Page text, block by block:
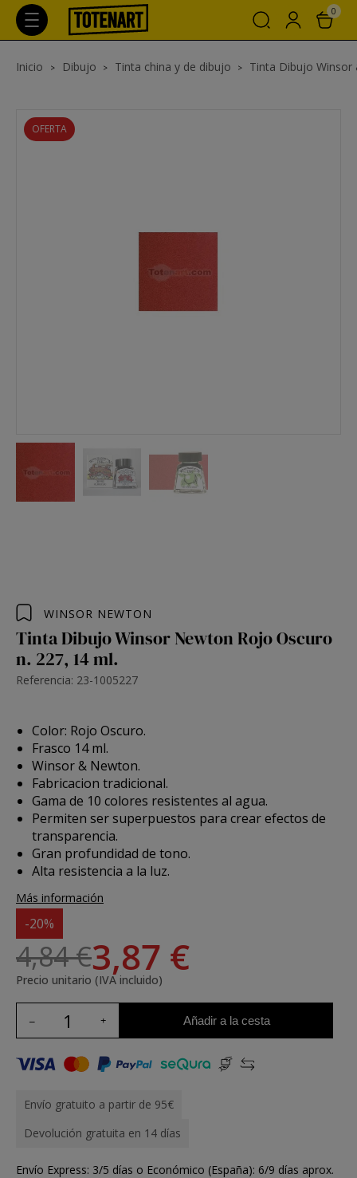
0
Inicio Dibujo Tinta china y de dibujo Tinta Dibujo
OFERTA
WINSOR NEWTON
Tinta Dibujo Winsor Newton Rojo Oscuro
n. 227, 14 ml.
Referencia: 23-1005227
Color: Rojo Oscuro.
Frasco 14 ml.
Winsor & Newton.
Fabricacion tradicional.
Gama de 10 colores resistentes al agua.
Permiten ser superpuestos para crear efectos de
transparencia.
Gran profundidad de tono.
Alta resistencia a la luz.
Más información
-20%
4,84 €3,87 €
Precio unitario (IVA incluido)
Añadir a la cesta
Envío gratuito a partir de 95€
Devolución gratuita en 14 días
Envío Express: 3/5 días o Económico (España): 6/9 días aprox.